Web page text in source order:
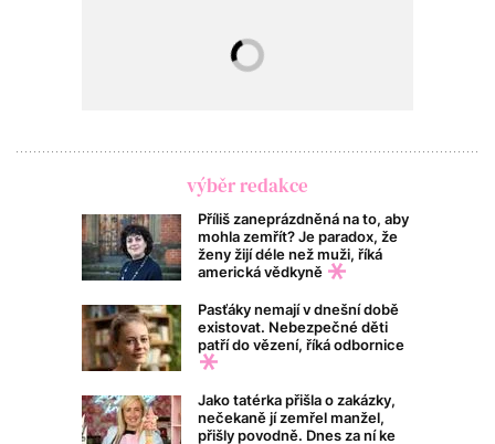
výběr redakce
Příliš zaneprázdněná na to, aby
mohla zemřít? Je paradox, že
ženy žijí déle než muži, říká
americká vědkyně
Pasťáky nemají v dnešní době
existovat. Nebezpečné děti
patří do vězení, říká odbornice
Jako tatérka přišla o zakázky,
nečekaně jí zemřel manžel,
přišly povodně. Dnes za ní ke